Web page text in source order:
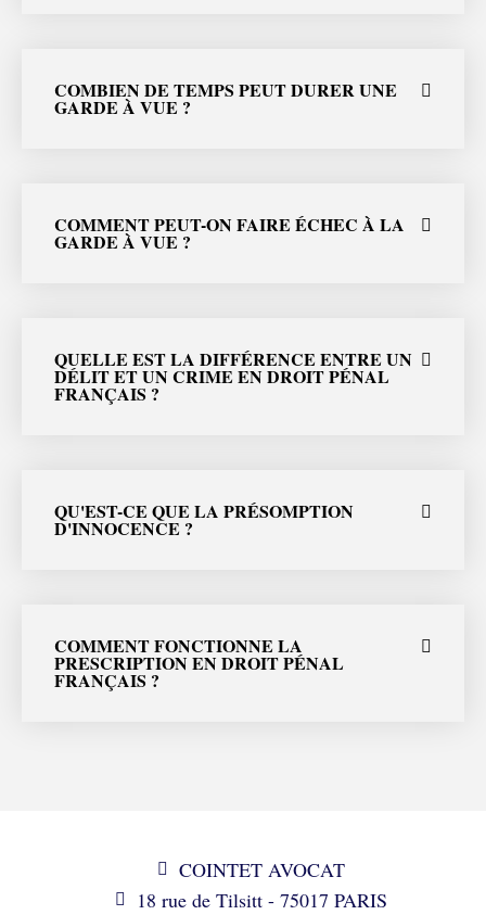
COMBIEN DE TEMPS PEUT DURER UNE
GARDE À VUE ?
COMMENT PEUT-ON FAIRE ÉCHEC À LA
GARDE À VUE ?
QUELLE EST LA DIFFÉRENCE ENTRE UN
DÉLIT ET UN CRIME EN DROIT PÉNAL
FRANÇAIS ?
QU'EST-CE QUE LA PRÉSOMPTION
D'INNOCENCE ?
COMMENT FONCTIONNE LA
PRESCRIPTION EN DROIT PÉNAL
FRANÇAIS ?
COINTET AVOCAT
18 rue de Tilsitt - 75017 PARIS